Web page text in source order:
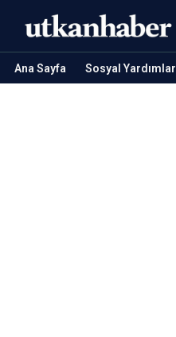
Ana Sayfa Sosyal Yardımlar